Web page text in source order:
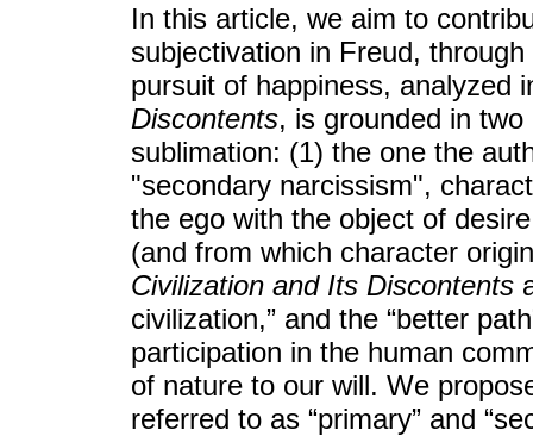
In this article, we aim to
subjectivation in Freud,
pursuit of happiness, analyzed
Discontents, is grounded in
sublimation: (1) the one the
"secondary narcissism",
the ego with the object of
(and from which character
Civilization and Its Discontents
civilization,” and the “better
participation in the human
of nature to our will. We
referred to as “primary” and